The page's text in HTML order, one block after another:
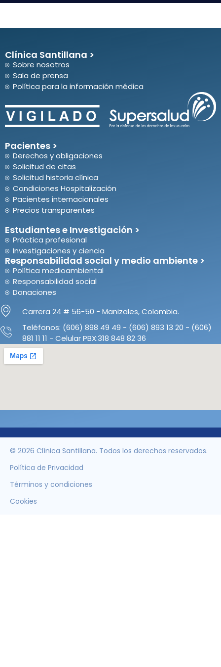
Clínica Santillana >
Sobre nosotros
Sala de prensa
Política para la información médica
Pacientes >
Derechos y obligaciones
Solicitud de citas
Solicitud historia clínica
Condiciones Hospitalización
Pacientes internacionales
Precios transparentes
Estudiantes e Investigación >
Práctica profesional
Investigaciones y ciencia
Responsabilidad social y medio ambiente >
Política medioambiental
Responsabilidad social
Donaciones
Carrera 24 # 56-50 - Manizales, Colombia.
Teléfonos: (606) 898 49 49 - (606) 893 13 20 - (606)
881 11 11 - Celular PBX:318 848 82 36
© 2026 Clínica Santillana. Todos los derechos reservados.
Política de Privacidad
Términos y condiciones
Cookies